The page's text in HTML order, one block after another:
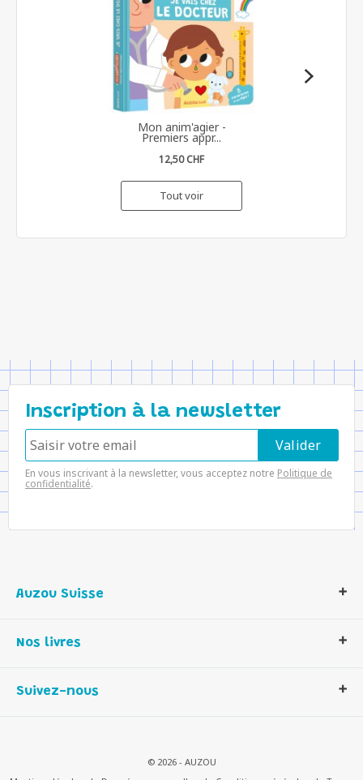
Mon anim'agier -
Premiers appr...
12,50 CHF
Tout voir
Inscription à la newsletter
En vous inscrivant à la newsletter, vous acceptez notre Politique de
confidentialité.
Auzou Suisse
Notre histoire
Contactez-nous
Nos livres
Livres enfants
Suivez-nous
© 2026 - AUZOU